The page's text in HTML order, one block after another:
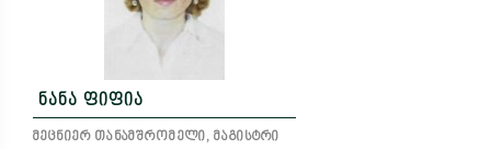
ნანა ფიფია
მეცნიერ თანამშრომელი, მაგისტრი